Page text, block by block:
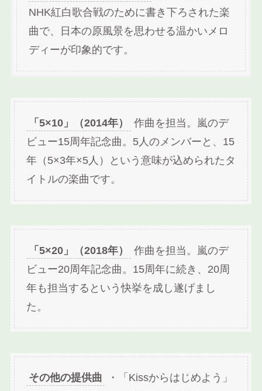
NHK紅白歌合戦のために書き下ろされた楽
曲で、日本の原風景を思わせる温かいメロ
ディーが印象的です。
「5×10」（2014年）
作曲を担当。嵐のデ
ビュー15周年記念曲。5人のメンバーと、15
年（5×3年×5人）という意味が込められたタ
イトルの楽曲です。
「5×20」（2018年）
作曲を担当。嵐のデ
ビュー20周年記念曲。15周年に続き、20周
年も担当するという快挙を成し遂げまし
た。
その他の提供曲
・「Kissからはじめよう」